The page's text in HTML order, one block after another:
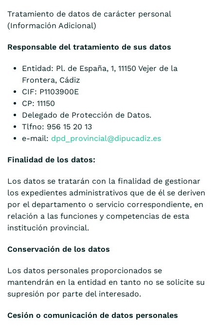
Tratamiento de datos de carácter personal
(Información Adicional)
Responsable del tratamiento de sus datos
Entidad: Pl. de España, 1, 11150 Vejer de la
Frontera, Cádiz
CIF: P1103900E
CP: 11150
Delegado de Protección de Datos.
Tlfno: 956 15 20 13
e-mail: dpd_provincial@dipucadiz.es
Finalidad de los datos:
Los datos se tratarán con la finalidad de gestionar
los expedientes administrativos que de él se deriven
por el departamento o servicio correspondiente, en
relación a las funciones y competencias de esta
institución provincial.
Conservación de los datos
Los datos personales proporcionados se
mantendrán en la entidad en tanto no se solicite su
supresión por parte del interesado.
Cesión o comunicación de datos personales